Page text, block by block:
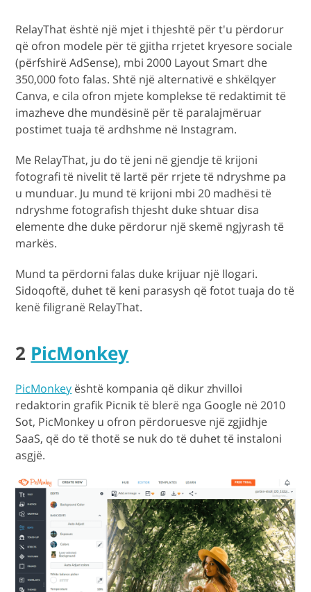
RelayThat është një mjet i thjeshtë për t'u përdorur
që ofron modele për të gjitha rrjetet kryesore sociale
(përfshirë AdSense), mbi 2000 Layout Smart dhe
350,000 foto falas. Shtë një alternativë e shkëlqyer
Canva, e cila ofron mjete komplekse të redaktimit të
imazheve dhe mundësinë për të paralajmëruar
postimet tuaja të ardhshme në Instagram.
Me RelayThat, ju do të jeni në gjendje të krijoni
fotografi të nivelit të lartë për rrjete të ndryshme pa
u munduar. Ju mund të krijoni mbi 20 madhësi të
ndryshme fotografish thjesht duke shtuar disa
elemente dhe duke përdorur një skemë ngjyrash të
markës.
Mund ta përdorni falas duke krijuar një llogari.
Sidoqoftë, duhet të keni parasysh që fotot tuaja do të
kenë filigranë RelayThat.
2 PicMonkey
PicMonkey është kompania që dikur zhvilloi
redaktorin grafik Picnik të blerë nga Google në 2010
Sot, PicMonkey u ofron përdoruesve një zgjidhje
SaaS, që do të thotë se nuk do të duhet të instaloni
asgjë.